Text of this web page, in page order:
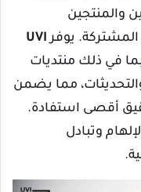
والمنتجين
يوفرUVI
في ذلك منتديات
مما يضمن
أقصى استفادة.
وتبادل